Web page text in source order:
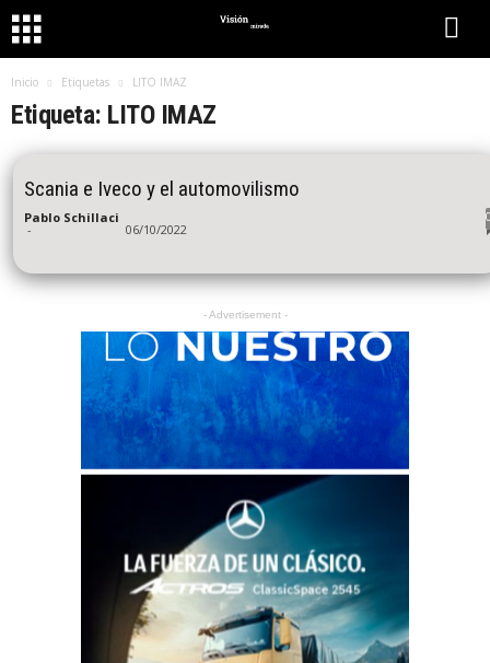
Inicio Etiquetas LITO IMAZ
Etiqueta: LITO IMAZ
Scania e Iveco y el automovilismo
Pablo Schillaci
- 06/10/2022
- Advertisement -